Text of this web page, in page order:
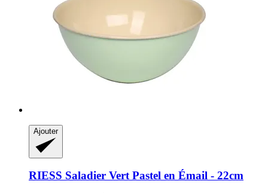
Ajouter
RIESS Saladier Vert Pastel en Émail -​ 22cm